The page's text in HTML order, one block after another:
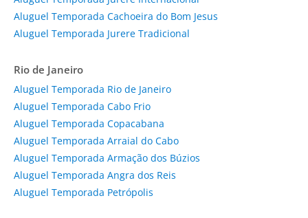
Aluguel Temporada Cachoeira do Bom Jesus
Aluguel Temporada Jurere Tradicional
Rio de Janeiro
Aluguel Temporada Rio de Janeiro
Aluguel Temporada Cabo Frio
Aluguel Temporada Copacabana
Aluguel Temporada Arraial do Cabo
Aluguel Temporada Armação dos Búzios
Aluguel Temporada Angra dos Reis
Aluguel Temporada Petrópolis